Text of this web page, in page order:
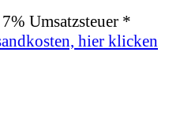
Umsatzsteuer *
hier klicken